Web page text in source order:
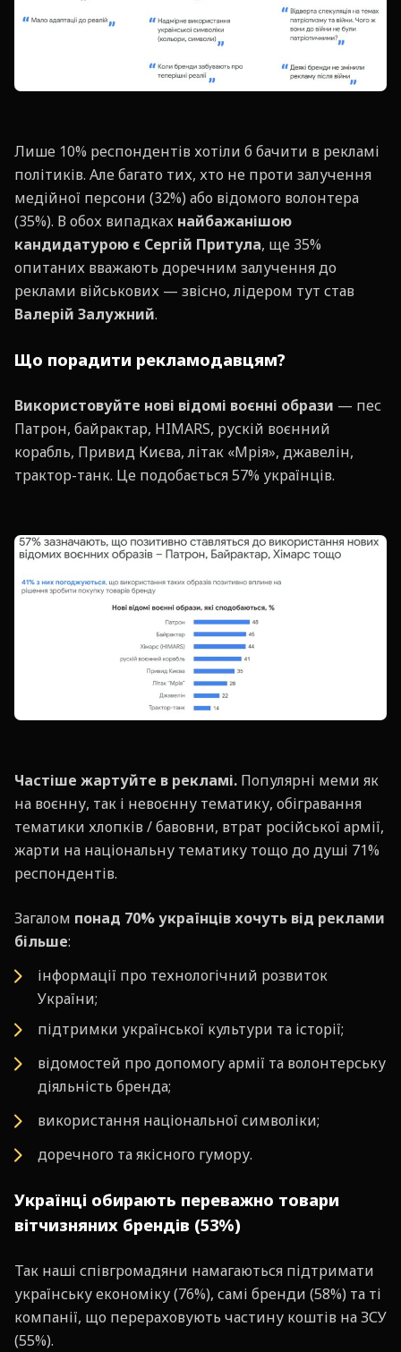
Лише 10% респондентів хотіли б бачити в рекламі
політиків. Але багато тих, хто не проти залучення
медійної персони (32%) або відомого волонтера
(35%). В обох випадках найбажанішою
кандидатурою є Сергій Притула, ще 35%
опитаних вважають доречним залучення до
реклами військових — звісно, лідером тут став
Валерій Залужний.
Що порадити рекламодавцям?
Використовуйте нові відомі воєнні образи — пес
Патрон, байрактар, HIMARS, рускій воєнний
корабль, Привид Києва, літак «Мрія», джавелін,
трактор-танк. Це подобається 57% українців.
Частіше жартуйте в рекламі. Популярні меми як
на воєнну, так і невоєнну тематику, обігравання
тематики хлопків / бавовни, втрат російської армії,
жарти на національну тематику тощо до душі 71%
респондентів.
Загалом понад 70% українців хочуть від реклами
більше:
інформації про технологічний розвиток
України;
підтримки української культури та історії;
відомостей про допомогу армії та волонтерську
діяльність бренда;
використання національної символіки;
доречного та якісного гумору.
Українці обирають переважно товари
вітчизняних брендів (53%)
Так наші співгромадяни намагаються підтримати
українську економіку (76%), самі бренди (58%) та ті
компанії, що перераховують частину коштів на ЗСУ
(55%).